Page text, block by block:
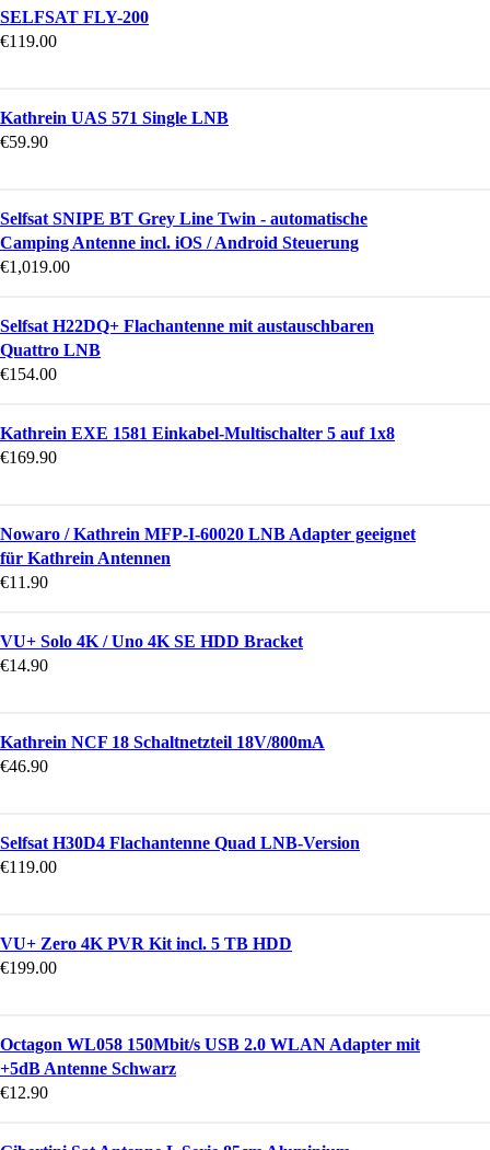
SELFSAT FLY-200
€119.00
Kathrein UAS 571 Single LNB
€59.90
Selfsat SNIPE BT Grey Line Twin - automatische
Camping Antenne incl. iOS / Android Steuerung
€1,019.00
Selfsat H22DQ+ Flachantenne mit austauschbaren
Quattro LNB
€154.00
Kathrein EXE 1581 Einkabel-Multischalter 5 auf 1x8
€169.90
Nowaro / Kathrein MFP-I-60020 LNB Adapter geeignet
für Kathrein Antennen
€11.90
VU+ Solo 4K / Uno 4K SE HDD Bracket
€14.90
Kathrein NCF 18 Schaltnetzteil 18V/800mA
€46.90
Selfsat H30D4 Flachantenne Quad LNB-Version
€119.00
VU+ Zero 4K PVR Kit incl. 5 TB HDD
€199.00
Octagon WL058 150Mbit/s USB 2.0 WLAN Adapter mit
+5dB Antenne Schwarz
€12.90